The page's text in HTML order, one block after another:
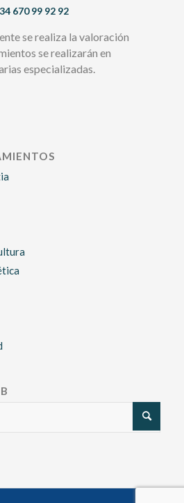
670 99 92 92
se realiza la valoración
se realizarán en
especializadas.